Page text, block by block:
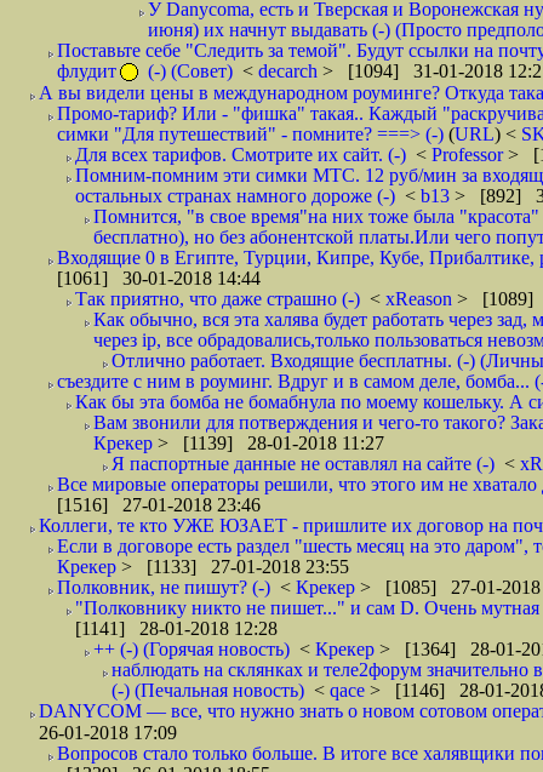
У Danycoma, есть и Тверская и Воронежская
июня) их начнут выдавать (-) (Просто
Поставьте себе "Следить за темой". Будут ссылки на
флудит
(-) (Совет) < decarch > [1094] 31-01-2018
А вы видели цены в международном роуминге? Откуда
Промо-тариф? Или - "фишка" такая.. Каждый
симки "Для путешествий" - помните? ===> (-) (URL) <
Для всех тарифов. Смотрите их сайт. (-) < Professor>
Помним-помним эти симки МТС. 12 руб/мин за
остальных странах намного дороже (-) < b13 > [892]
Помнится, "в свое время"на них тоже была
бесплатно), но без абонентской платы.Или чего
Входящие 0 в Египте, Турции, Кипре, Кубе,
[1061] 30-01-2018 14:44
Так приятно, что даже страшно (-) < xReason > [1089]
Как обычно, вся эта халява будет работать через
через ip, все обрадовались,только пользоваться
Отлично работает. Входящие бесплатны. (-)
съездите с ним в роуминг. Вдруг и в самом деле, бомба...
Как бы эта бомба не бомабнула по моему кошельку. А
Вам звонили для потверждения и чего-то такого?
Крекер > [1139] 28-01-2018 11:27
Я паспортные данные не оставлял на сайте (-) <
Все мировые операторы решили, что этого им не
[1516] 27-01-2018 23:46
Коллеги, те кто УЖЕ ЮЗАЕТ - пришлите их договор на
Если в договоре есть раздел "шесть месяц на это даром",
Крекер > [1133] 27-01-2018 23:55
Полковник, не пишут? (-) < Крекер > [1085] 27-01-2018
"Полковнику никто не пишет..." и сам D. Очень
[1141] 28-01-2018 12:28
++ (-) (Горячая новость) < Крекер > [1364] 28-01-
наблюдать на склянках и теле2форум
(-) (Печальная новость) < qace > [1146] 28-01-
DANYCOM — все, что нужно знать о новом сотовом
26-01-2018 17:09
Вопросов стало только больше. В итоге все халявщики